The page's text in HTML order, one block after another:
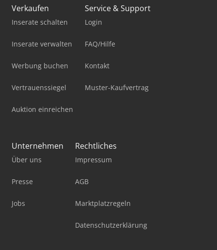
Verkaufen
Inserate schalten
Inserate verwalten
Werbung buchen
Vertrauenssiegel
Auktion einreichen
Service & Support
Login
FAQ/Hilfe
Kontakt
Muster-Kaufvertrag
Unternehmen
Über uns
Presse
Jobs
Rechtliches
Impressum
AGB
Marktplatzregeln
Datenschutzerklärung